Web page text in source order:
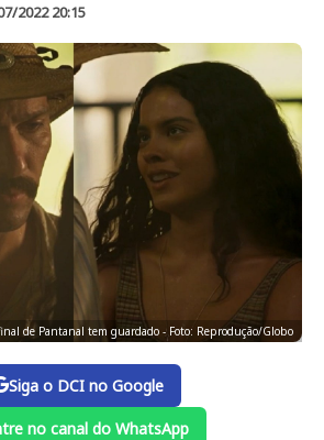
2022 20:15
de Pantanal tem guardado - Foto: Reprodução/Globo
Siga o DCI no Google
no canal do WhatsApp